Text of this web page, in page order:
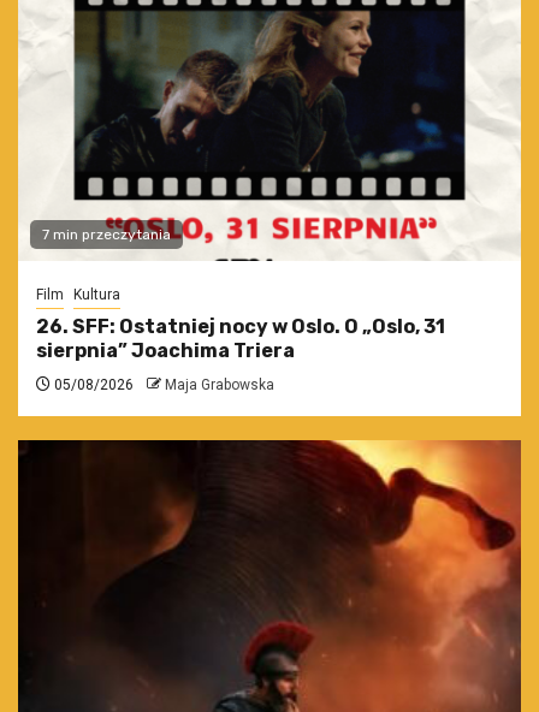
7 min przeczytania
Film Kultura
26. SFF: Ostatniej nocy w Oslo. O „Oslo, 31
sierpnia” Joachima Triera
05/08/2026 Maja Grabowska